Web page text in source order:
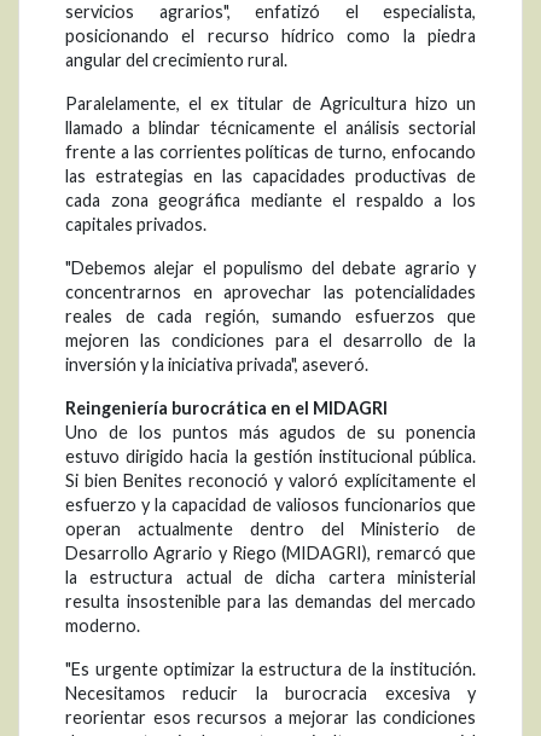
servicios agrarios", enfatizó el especialista,
posicionando el recurso hídrico como la piedra
angular del crecimiento rural.
Paralelamente, el ex titular de Agricultura hizo un
llamado a blindar técnicamente el análisis sectorial
frente a las corrientes políticas de turno, enfocando
las estrategias en las capacidades productivas de
cada zona geográfica mediante el respaldo a los
capitales privados.
"Debemos alejar el populismo del debate agrario y
concentrarnos en aprovechar las potencialidades
reales de cada región, sumando esfuerzos que
mejoren las condiciones para el desarrollo de la
inversión y la iniciativa privada", aseveró.
Reingeniería burocrática en el MIDAGRI
Uno de los puntos más agudos de su ponencia
estuvo dirigido hacia la gestión institucional pública.
Si bien Benites reconoció y valoró explícitamente el
esfuerzo y la capacidad de valiosos funcionarios que
operan actualmente dentro del Ministerio de
Desarrollo Agrario y Riego (MIDAGRI), remarcó que
la estructura actual de dicha cartera ministerial
resulta insostenible para las demandas del mercado
moderno.
"Es urgente optimizar la estructura de la institución.
Necesitamos reducir la burocracia excesiva y
reorientar esos recursos a mejorar las condiciones